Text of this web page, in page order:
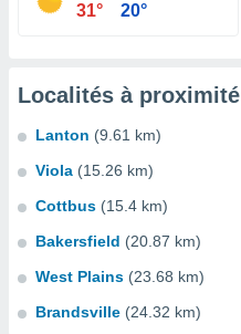
31° 20°
Localités à proximité
Lanton (9.61 km)
Viola (15.26 km)
Cottbus (15.4 km)
Bakersfield (20.87 km)
West Plains (23.68 km)
Brandsville (24.32 km)